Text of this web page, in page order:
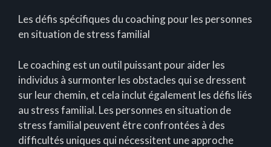
Les défis spécifiques du coaching pour les personnes
en situation de stress familial
Le coaching est un outil puissant pour aider les
individus à surmonter les obstacles qui se dressent
sur leur chemin, et cela inclut également les défis liés
au stress familial. Les personnes en situation de
stress familial peuvent être confrontées à des
difficultés uniques qui nécessitent une approche